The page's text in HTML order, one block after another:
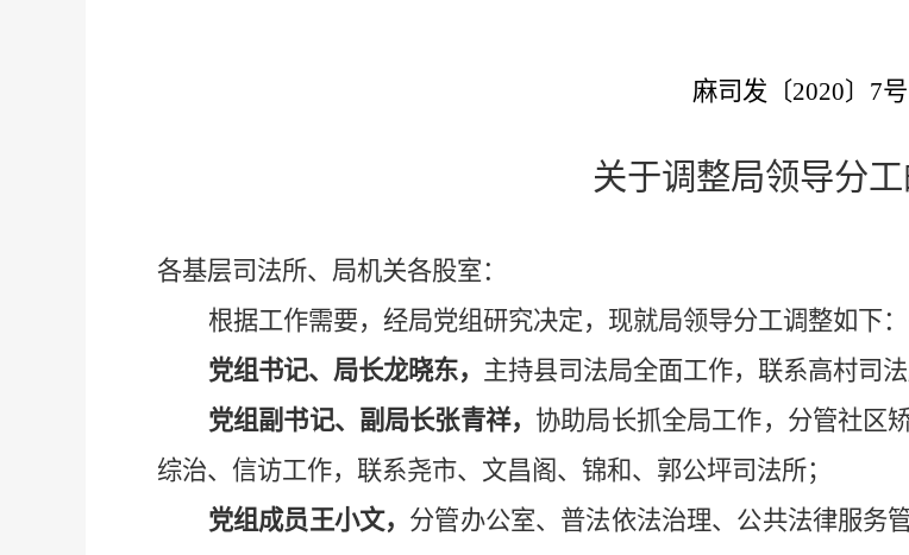
麻司发〔2020〕 7号
关于调整局领导分
各基层司法所、局机关各股室：
根据工作需要，经局党组研究决定，现就局领导分工调整如下：
党组书记、局长龙晓东， 主持县司法局全面工作，联系高村司法
党组副书记、副局长张青祥， 协助局长抓全局工作，分管社区矫
综治、信访工作，联系尧市、文昌阁、锦和、郭公坪司法所；
党组成员王小文， 分管办公室、普法依法治理、公共法律服务